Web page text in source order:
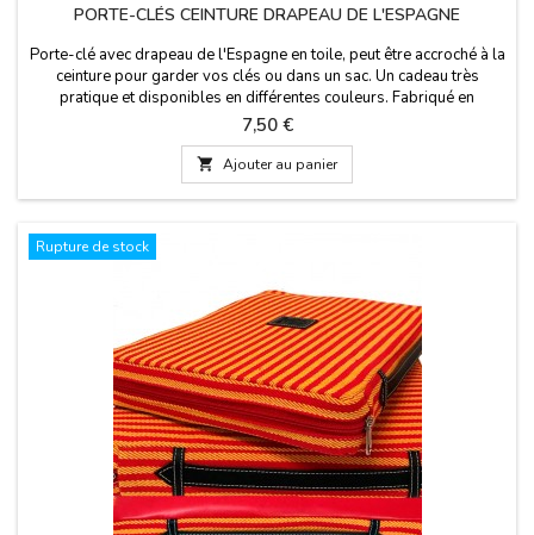
PORTE-CLÉS CEINTURE DRAPEAU DE L'ESPAGNE
Porte-clé avec drapeau de l'Espagne en toile, peut être accroché à la
ceinture pour garder vos clés ou dans un sac. Un cadeau très
pratique et disponibles en différentes couleurs. Fabriqué en
Espagne.Taille: 7 cm x 3 cm
Prix
7,50 €
 Ajouter au panier
Rupture de stock